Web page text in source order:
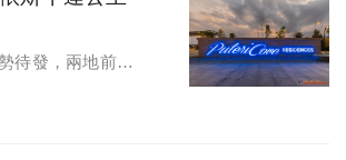
待發，兩地前景
上升